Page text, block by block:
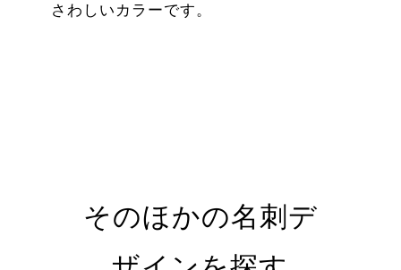
さわしいカラーです。
そのほかの名刺デ